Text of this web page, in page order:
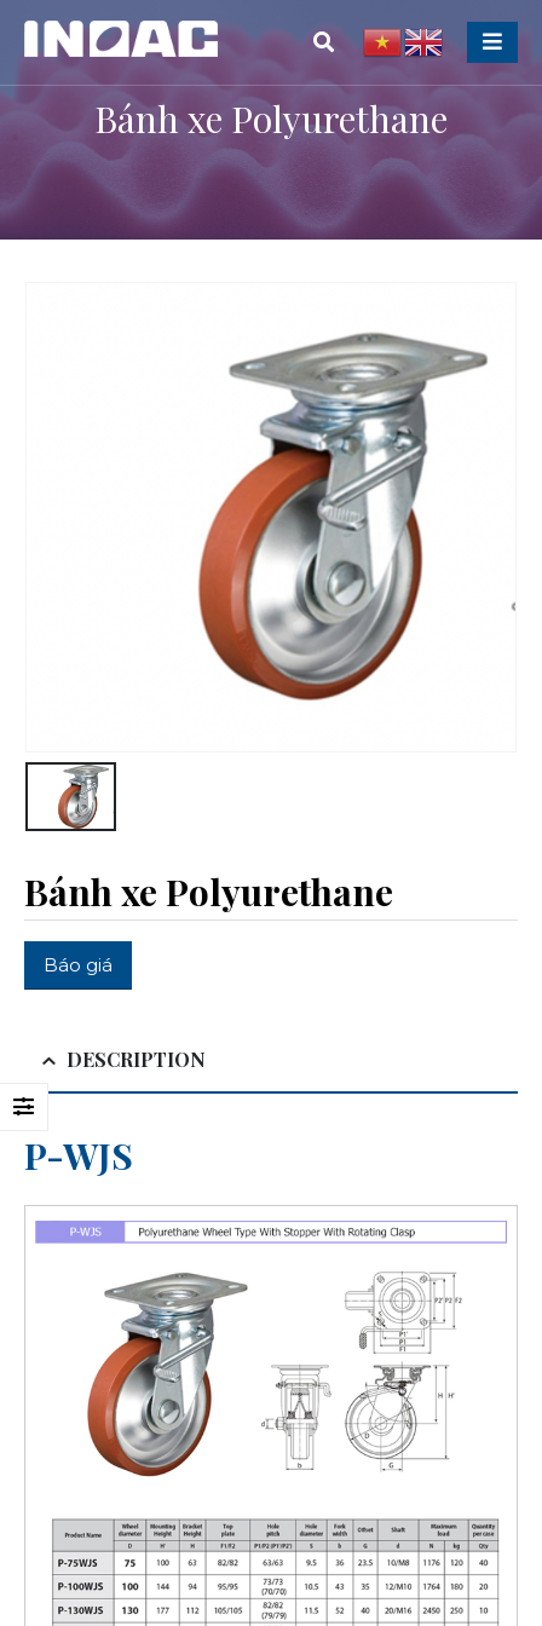
Bánh xe Polyurethane
Bánh xe Polyurethane
Báo giá
DESCRIPTION
P-WJS